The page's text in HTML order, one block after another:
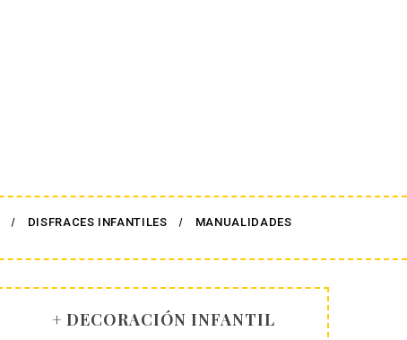
DISFRACES INFANTILES MANUALIDADES
+ DECORACIÓN INFANTIL